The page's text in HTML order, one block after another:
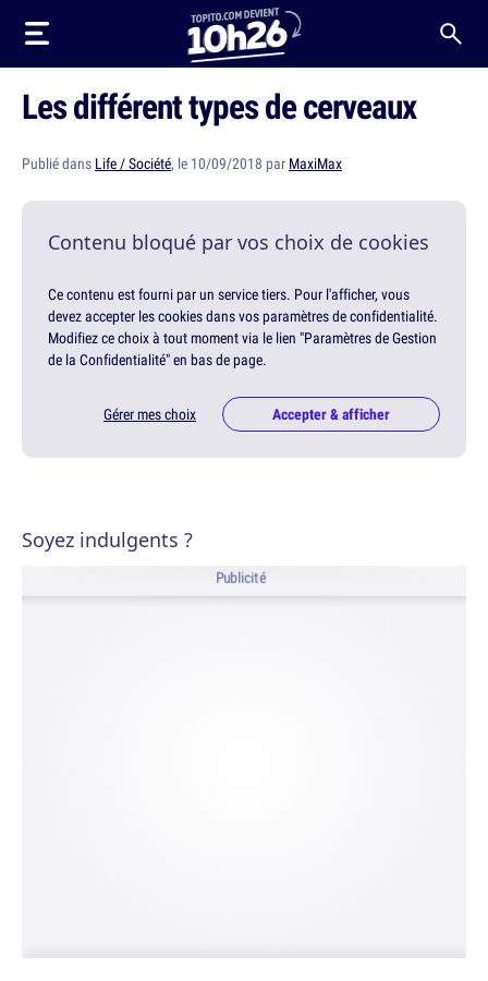
Les différent types de cerveaux
Publié dans Life / Société, le 10/09/2018 par MaxiMax
Contenu bloqué par vos choix de cookies
Ce contenu est fourni par un service tiers. Pour l'afficher, vous
devez accepter les cookies dans vos paramètres de confidentialité.
Modifiez ce choix à tout moment via le lien "Paramètres de Gestion
de la Confidentialité" en bas de page.
Gérer mes choix Accepter & afficher
Soyez indulgents ?
Publicité